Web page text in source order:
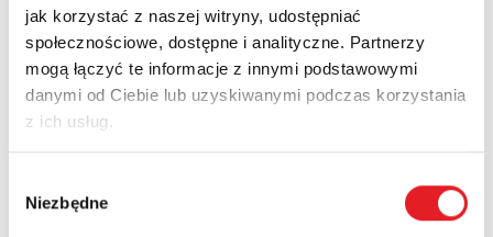
jak korzystać z naszej witryny, udostępniać
społecznościowe, dostępne i analityczne. Partnerzy
mogą łączyć te informacje z innymi podstawowymi
danymi od Ciebie lub uzyskiwanymi podczas korzystania
z ich usług.
zgody
Niezbędne
Nazwa firmy:
Numer telefonu:
Województwo: